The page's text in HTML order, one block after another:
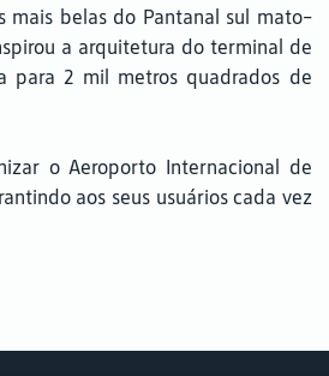
mais belas do Pantanal sul mato-
a arquitetura do terminal de
para 2 mil metros quadrados de
o Aeroporto Internacional de
aos seus usuários cada vez